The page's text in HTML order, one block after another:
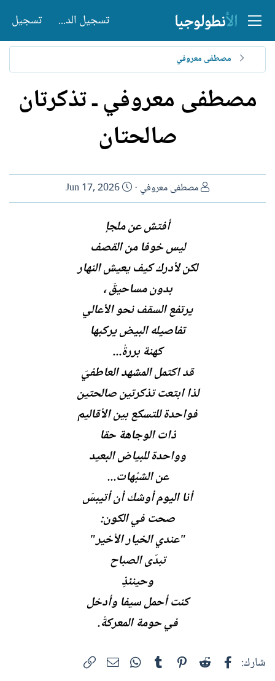
تسجيل الدخول تسجيل
مصطفى معروفي
مصطفى معروفي ـ تذكرتان
صالحتان
ا
ل
ب
مصطفى معروفي
ت
ا
ر
ي
خ
ل
إ
ن
ش
ا
ء
Jun 17, 2026
أفتش عن ملجإ
ليس خوفا من القصف
لكن لأدرك كيف يعيش النهار
بدون مساحيقَ ،
يرتفع السقف نحو الأعالي
تفاصيله البيض يركبها
كهنة بررةْ...
قد اكتمل المشهد العاطفيّ
لذا ابتعت تذكرتين صالحتين
فواحدة للتسكع بين الأقاليم
ذات الوجاهة حقا
وواحدة للبياض البعيد
عن الشبُهات...
أنا اليوم أوشك أن أتيبسَ
صحت في الكون:
"عندي الخيار الأخير"
تبدّى الصباح
وحينئذٍ
كنت أحمل سيفا وأدخل
في حومة المعركةْ.
شارك: فيسبوك Reddit
Pinterest
Tumblr
WhatsAppالبريد الإلكتروني